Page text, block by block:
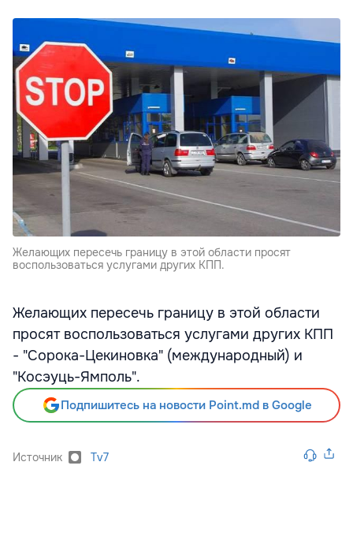
Желающих пересечь границу в этой области просят
воспользоваться услугами других КПП.
Желающих пересечь границу в этой области
просят воспользоваться услугами других КПП
- "Сорока-Цекиновка" (международный) и
"Косэуць-Ямполь".
Подпишитесь на новости Point.md в Google
Источник Tv7